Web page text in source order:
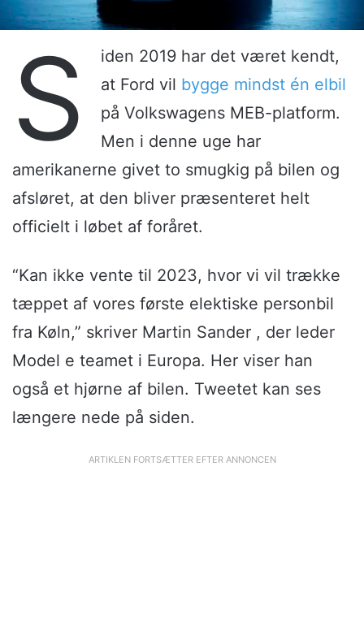
S
iden 2019 har det været kendt,
at Ford vil bygge mindst én elbil
på Volkswagens MEB-platform.
Men i denne uge har
amerikanerne givet to smugkig på bilen og
afsløret, at den bliver præsenteret helt
officielt i løbet af foråret.
“Kan ikke vente til 2023, hvor vi vil trække
tæppet af vores første elektiske personbil
fra Køln,” skriver Martin Sander , der leder
Model e teamet i Europa. Her viser han
også et hjørne af bilen. Tweetet kan ses
længere nede på siden.
ARTIKLEN FORTSÆTTER EFTER ANNONCEN